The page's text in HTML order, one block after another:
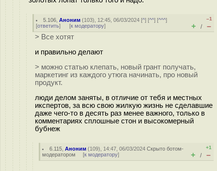
5.106 ,Аноним (103), 12:45, 06/03/2024 [^] [^^] [^^^]
[ответить] [к модератору]
–1
+ / –
> Все хотят
и правильно делают
> можно статью клепать, новый грант получать,
маркетинг из каждого утюга начинать, про новый
продукт.
люди делом заняты, в отличие от тебя и местных
икспертов, за всю свою жилкую жизнь не сделавшие
даже чего-то в десять раз менее важного, только в
комментариях сплошные стон и высокомерный
бубнеж
6.115 ,Аноним (109), 14:47, 06/03/2024Скрыто ботом-
модератором [к модератору]
+1
+ / –